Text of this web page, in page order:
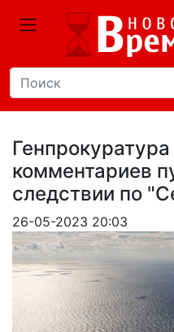
комментариев
следствии по
26-05-2023 20:03